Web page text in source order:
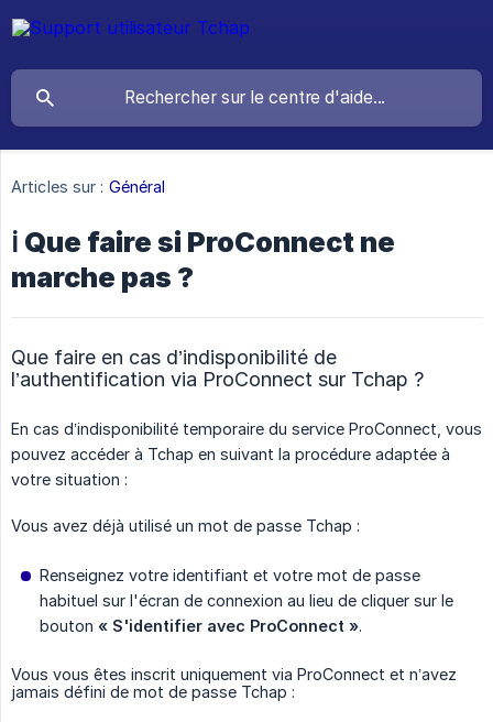
Articles sur : Général
ℹ️ Que faire si ProConnect ne
marche pas ?
Que faire en cas d’indisponibilité de
l’authentification via ProConnect sur Tchap ?
En cas d’indisponibilité temporaire du service ProConnect, vous
pouvez accéder à Tchap en suivant la procédure adaptée à
votre situation :
Vous avez déjà utilisé un mot de passe Tchap :
Renseignez votre identifiant et votre mot de passe
habituel sur l'écran de connexion au lieu de cliquer sur le
bouton « S'identifier avec ProConnect ».
Vous vous êtes inscrit uniquement via ProConnect et n’avez
jamais défini de mot de passe Tchap :